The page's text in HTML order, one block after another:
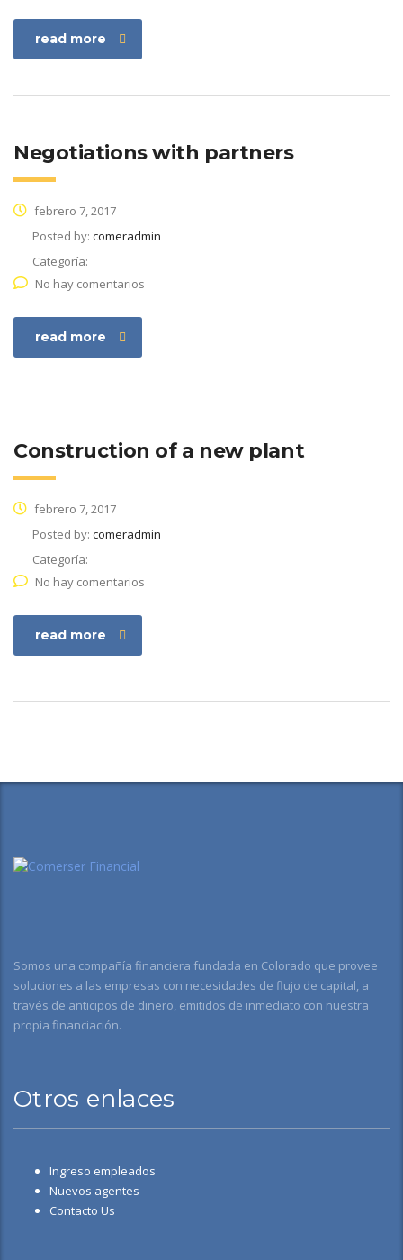
read more
Negotiations with partners
febrero 7, 2017
Posted by: comeradmin
Categoría:
No hay comentarios
read more
Construction of a new plant
febrero 7, 2017
Posted by: comeradmin
Categoría:
No hay comentarios
read more
Somos una compañía financiera fundada en Colorado que provee
soluciones a las empresas con necesidades de flujo de capital, a
través de anticipos de dinero, emitidos de inmediato con nuestra
propia financiación.
Otros enlaces
Ingreso empleados
Nuevos agentes
Contacto Us